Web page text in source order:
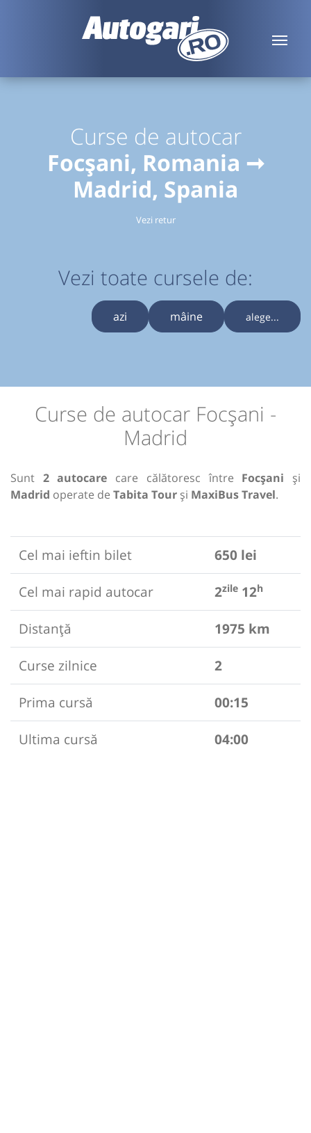
Curse de autocar
Focșani, Romania ➞
Madrid, Spania
Vezi retur
Vezi toate cursele de:
azi mâine alege...
Curse de autocar Focșani -
Madrid
Sunt 2 autocare care călătoresc între Focșani și
Madrid operate de Tabita Tour și MaxiBus Travel.
Cel mai ieftin bilet
650 lei
Cel mai rapid autocar
2zile 12h
Distanță
1975 km
Curse zilnice
2
Prima cursă
00:15
Ultima cursă
04:00